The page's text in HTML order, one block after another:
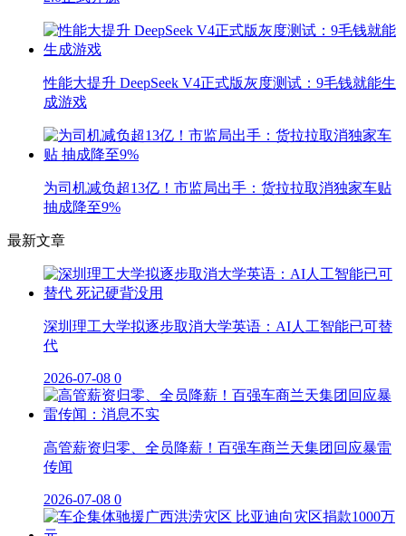
性能大提升 DeepSeek V4正式版灰度测试：9毛钱就能生
成游戏
为司机减负超13亿！市监局出手：货拉拉取消独家车贴
抽成降至9%
最新文章
深圳理工大学拟逐步取消大学英语：AI人工智能已可替
代
2026-07-08 0
高管薪资归零、全员降薪！百强车商兰天集团回应暴雷
传闻
2026-07-08 0